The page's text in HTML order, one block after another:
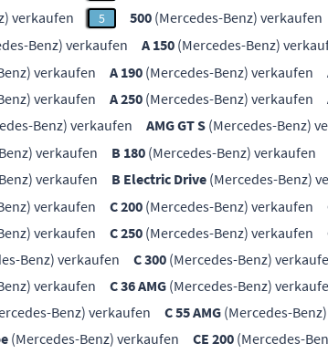
verkaufen 5 500 (Mercedes-Benz) verkaufen
Benz) verkaufen A 150 (Mercedes-Benz)
verkaufen A 190 (Mercedes-Benz) verkaufen
verkaufen A 250 (Mercedes-Benz) verkaufen
Benz) verkaufen AMG GT S (Mercedes-Benz)
verkaufen B 180 (Mercedes-Benz) verkaufen
verkaufen B Electric Drive (Mercedes-Benz)
verkaufen C 200 (Mercedes-Benz) verkaufen
verkaufen C 250 (Mercedes-Benz) verkaufen
Benz) verkaufen C 300 (Mercedes-Benz)
verkaufen C 36 AMG (Mercedes-Benz)
Benz) verkaufen C 55 AMG (Mercedes-
(Mercedes-Benz) verkaufen CE 200 (Mercedes-